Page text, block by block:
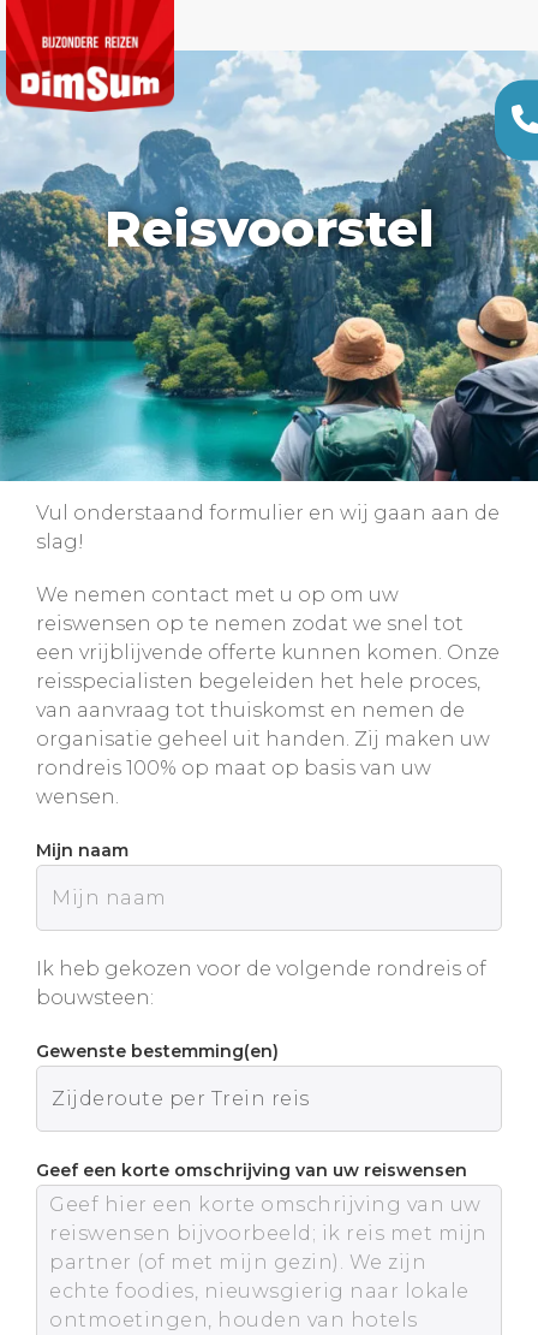
Reisvoorstel
Vul onderstaand formulier en wij gaan aan de
slag!
We nemen contact met u op om uw
reiswensen op te nemen zodat we snel tot
een vrijblijvende offerte kunnen komen. Onze
reisspecialisten begeleiden het hele proces,
van aanvraag tot thuiskomst en nemen de
organisatie geheel uit handen. Zij maken uw
rondreis 100% op maat op basis van uw
wensen.
Mijn naam
Ik heb gekozen voor de volgende rondreis of
bouwsteen:
Gewenste bestemming(en)
Geef een korte omschrijving van uw reiswensen